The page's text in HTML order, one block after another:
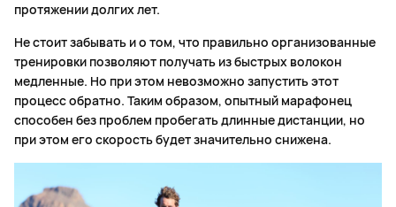
протяжении долгих лет.
Не стоит забывать и о том, что правильно организованные
тренировки позволяют получать из быстрых волокон
медленные. Но при этом невозможно запустить этот
процесс обратно. Таким образом, опытный марафонец
способен без проблем пробегать длинные дистанции, но
при этом его скорость будет значительно снижена.